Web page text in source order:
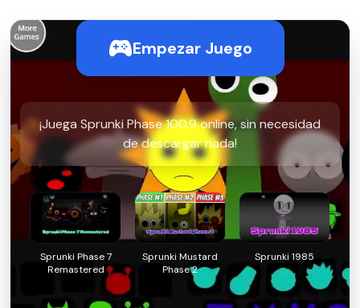
Empezar Juego
¡Juega Sprunki Phase 100.9 online, sin necesidad
de descargar nada!
Sprunki Phase 7
Remastered
Sprunki Mustard
Phase 2
Sprunki 1985